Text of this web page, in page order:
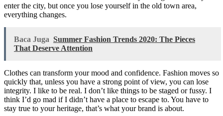
enter the city, but once you lose yourself in the old town area,
everything changes.
Baca Juga Summer Fashion Trends 2020: The Pieces
That Deserve Attention
Clothes can transform your mood and confidence. Fashion moves so
quickly that, unless you have a strong point of view, you can lose
integrity. I like to be real. I don’t like things to be staged or fussy. I
think I’d go mad if I didn’t have a place to escape to. You have to
stay true to your heritage, that’s what your brand is about.